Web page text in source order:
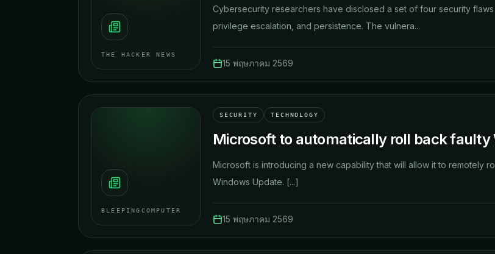
THE HACKER NEWS
Cybersecurity researchers have disclosed a set of four security
privilege escalation, and persistence. The vulnera...
15 พฤษภาคม 2569
BLEEPINGCOMPUTER
SECURITY TECHNOLOGY
Microsoft to automatically roll back faulty
Microsoft is introducing a new capability that will allow it to remotely
Windows Update. [...]
15 พฤษภาคม 2569